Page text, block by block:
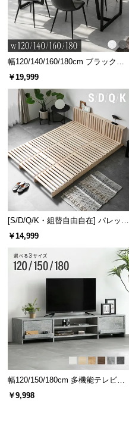
幅120/140/160/180cm ブラックフ
レーム ダイニング 大理石調 4人掛
￥19,999
[S/D/Q/K・組替自由自在] パレット
ベッド 8/12/16枚セット
￥14,999
幅120/150/180cm 多機能テレビボ
ード 木目/石目調 オープン収納・
引き出し収納付き
￥9,998